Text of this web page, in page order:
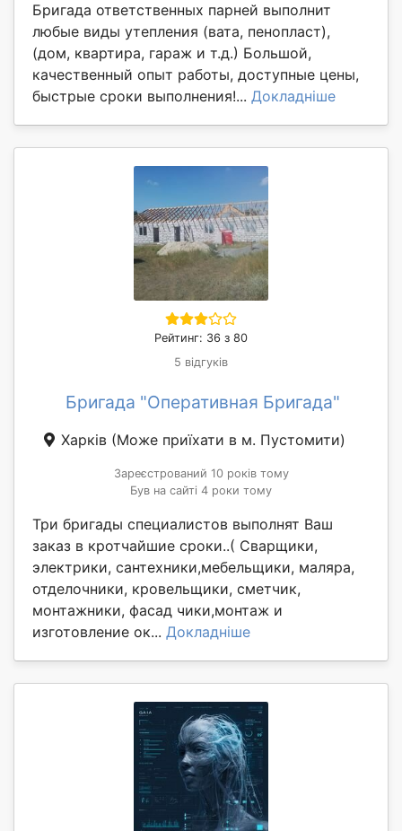
Бригада ответственных парней выполнит
любые виды утепления (вата, пенопласт),
(дом, квартира, гараж и т.д.) Большой,
качественный опыт работы, доступные цены,
быстрые сроки выполнения!... Докладніше
Рейтинг: 36 з 80
5 відгуків
Бригада "Оперативная Бригада"
Харків (Може приїхати в м. Пустомити)
Зареєстрований 10 років тому
Був на сайті 4 роки тому
Три бригады специалистов выполнят Ваш
заказ в кротчайшие сроки..( Сварщики,
электрики, сантехники,мебельщики, маляра,
отделочники, кровельщики, сметчик,
монтажники, фасад чики,монтаж и
изготовление ок... Докладніше